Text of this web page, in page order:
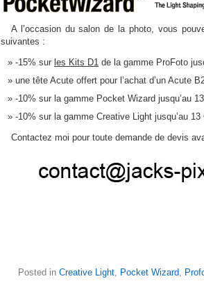
A l’occasion du salon de la photo, vous
suivantes :
-15% sur les Kits D1 de la gamme ProFoto
une tête Acute offert pour l’achat d’un Acute
-10% sur la gamme Pocket Wizard jusqu’au
-10% sur la gamme Creative Light jusqu’au 13
Contactez moi pour toute demande de devis
Posted in Creative Light, Pocket Wizard,